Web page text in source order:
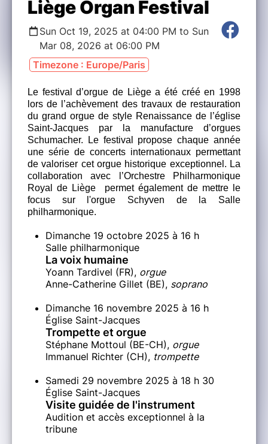
Liège Organ Festival
Sun Oct 19, 2025 at 04:00 PM to Sun
Mar 08, 2026 at 06:00 PM
Timezone : Europe/Paris
Le festival d’orgue de Liège a été créé en 1998
lors de l’achèvement des travaux de restauration
du grand orgue de style Renaissance de l’église
Saint-Jacques par la manufacture d’orgues
Schumacher. Le festival propose chaque année
une série de concerts internationaux permettant
de valoriser cet orgue historique exceptionnel. La
collaboration avec l’Orchestre Philharmonique
Royal de Liège permet également de mettre le
focus sur l'orgue Schyven de la Salle
philharmonique.
Dimanche 19 octobre 2025 à 16 h
Salle philharmonique
La voix humaine
Yoann Tardivel (FR), orgue
Anne-Catherine Gillet (BE), soprano
Dimanche 16 novembre 2025 à 16 h
Église Saint-Jacques
Trompette et orgue
Stéphane Mottoul (BE-CH), orgue
Immanuel Richter (CH), trompette
Samedi 29 novembre 2025 à 18 h 30
Église Saint-Jacques
Visite guidée de l'instrument
Audition et accès exceptionnel à la
tribune